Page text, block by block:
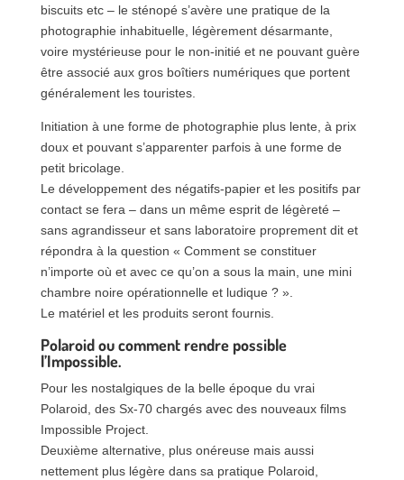
biscuits etc – le sténopé s’avère une pratique de la
photographie inhabituelle, légèrement désarmante,
voire mystérieuse pour le non-initié et ne pouvant guère
être associé aux gros boîtiers numériques que portent
généralement les touristes.
Initiation à une forme de photographie plus lente, à prix
doux et pouvant s’apparenter parfois à une forme de
petit bricolage.
Le développement des négatifs-papier et les positifs par
contact se fera – dans un même esprit de légèreté –
sans agrandisseur et sans laboratoire proprement dit et
répondra à la question « Comment se constituer
n’importe où et avec ce qu’on a sous la main, une mini
chambre noire opérationnelle et ludique ? ».
Le matériel et les produits seront fournis.
Polaroid ou comment rendre possible
l’Impossible.
Pour les nostalgiques de la belle époque du vrai
Polaroid, des Sx-70 chargés avec des nouveaux films
Impossible Project.
Deuxième alternative, plus onéreuse mais aussi
nettement plus légère dans sa pratique Polaroid,